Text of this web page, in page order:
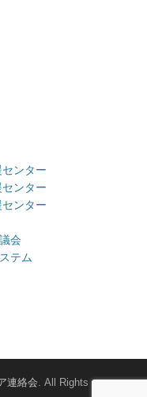
ンター
ンター
ンター
会
テム
連絡会. All Rights